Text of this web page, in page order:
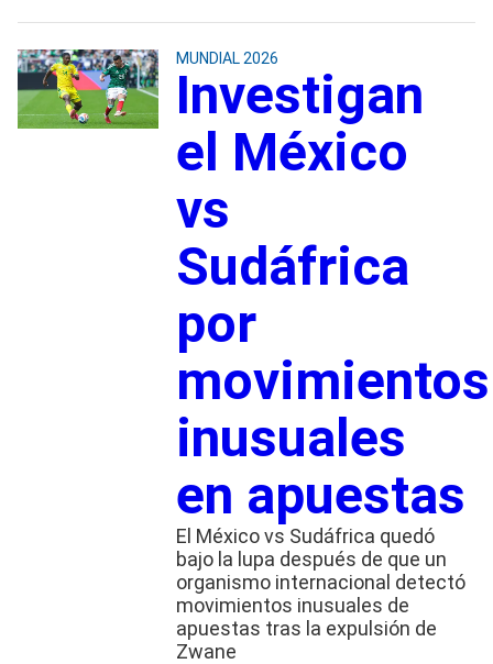
MUNDIAL 2026
Investigan
el México
vs
Sudáfrica
por
movimientos
inusuales
en apuestas
El México vs Sudáfrica quedó
bajo la lupa después de que un
organismo internacional detectó
movimientos inusuales de
apuestas tras la expulsión de
Zwane